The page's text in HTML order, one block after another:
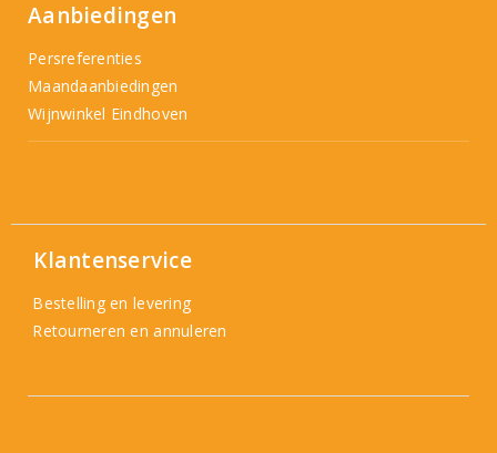
Aanbiedingen
Persreferenties
Maandaanbiedingen
Wijnwinkel Eindhoven
Klantenservice
Bestelling en levering
Retourneren en annuleren